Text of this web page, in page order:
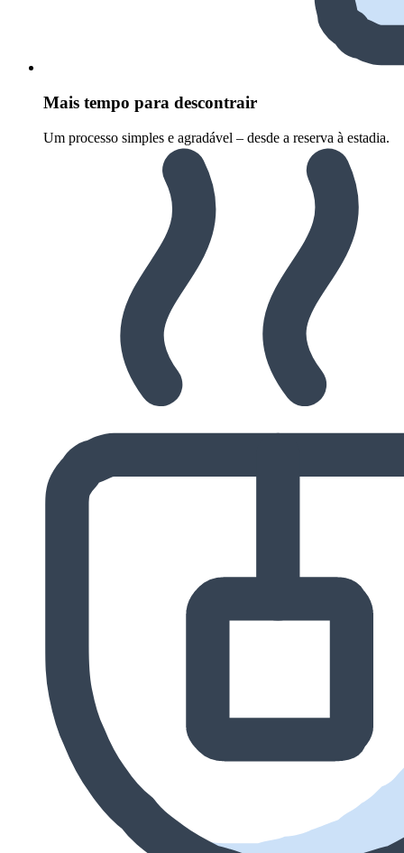
Mais tempo para descontrair
Um processo simples e agradável – desde a reserva à estadia.